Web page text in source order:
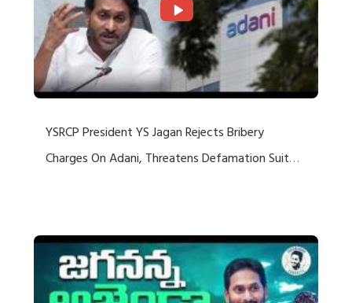
YSRCP President YS Jagan Rejects Bribery
Charges On Adani, Threatens Defamation Suit